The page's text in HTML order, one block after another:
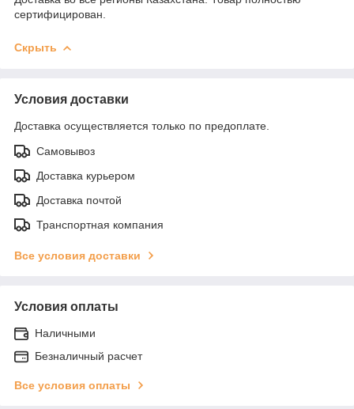
сертифицирован.
Скрыть
Условия доставки
Доставка осуществляется только по предоплате.
Самовывоз
Доставка курьером
Доставка почтой
Транспортная компания
Все условия доставки
Условия оплаты
Наличными
Безналичный расчет
Все условия оплаты